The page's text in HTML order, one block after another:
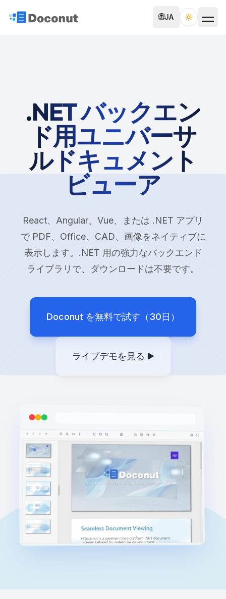
🌐JA Toggle
.NET バックエン
ド用ユニバーサ
ルドキュメント
ビューア
React、Angular、Vue、または .NET アプリ
で PDF、Office、CAD、画像をネイティブに
表示します。.NET 用の強力なバックエンド
ライブラリで、ダウンロードは不要です。
Doconut を無料で試す（30日）
ライブデモを見る ▶️